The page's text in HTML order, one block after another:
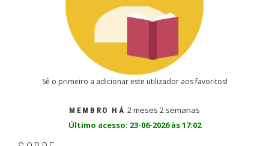
Sê o primeiro a adicionar este utilizador aos favoritos!
MEMBRO HÁ 2 meses 2 semanas
Último acesso: 23-06-2026 às 17:02